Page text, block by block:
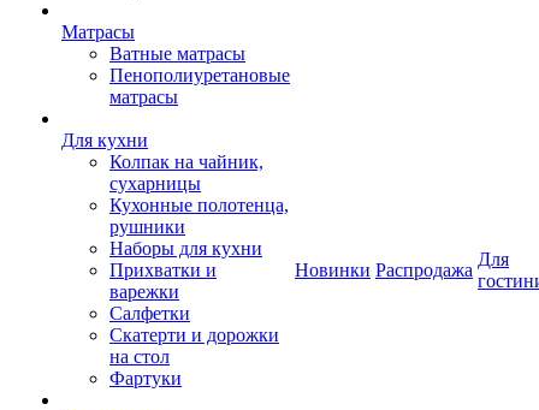
Матрасы
Ватные матрасы
Пенополиуретановые
матрасы
Для кухни
Колпак на чайник,
сухарницы
Кухонные полотенца,
рушники
Наборы для кухни
Прихватки и
варежки
Салфетки
Скатерти и дорожки
на стол
Фартуки
Новинки Распродажа
Для